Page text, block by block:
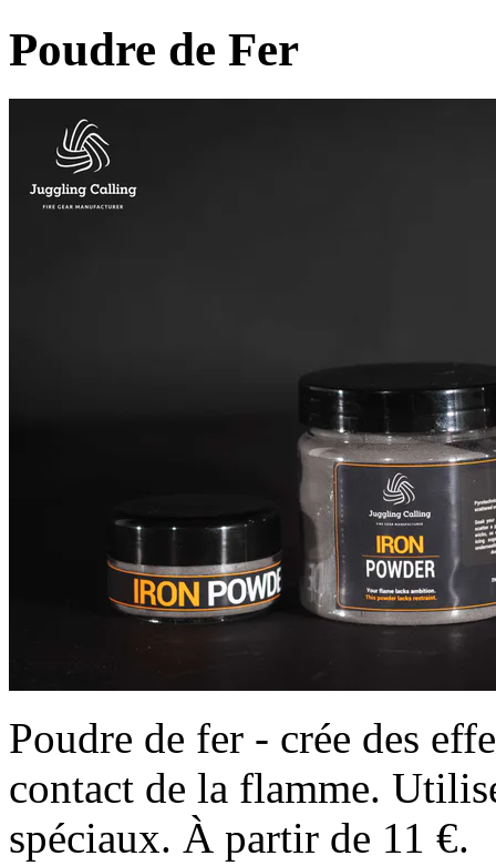
Poudre de Fer
Poudre de fer - crée des
contact de la flamme.
spéciaux. À partir de 11 €.